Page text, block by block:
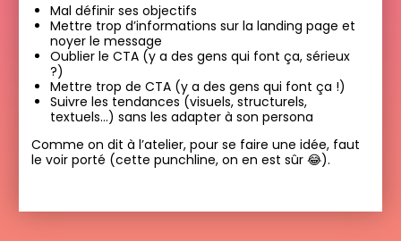
Mal définir ses objectifs
Mettre trop d’informations sur la landing page et
noyer le message
Oublier le CTA (y a des gens qui font ça, sérieux
?)
Mettre trop de CTA (y a des gens qui font ça !)
Suivre les tendances (visuels, structurels,
textuels…) sans les adapter à son persona
Comme on dit à l’atelier, pour se faire une idée, faut
le voir porté (cette punchline, on en est sûr 😂).